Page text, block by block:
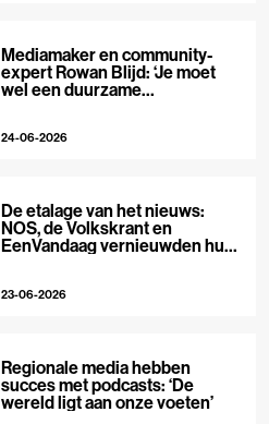
Mediamaker en community-
expert Rowan Blijd: ‘Je moet
wel een duurzame
24-06-2026
De etalage van het nieuws:
NOS, de Volkskrant en
EenVandaag vernieuwden hun
23-06-2026
Regionale media hebben
succes met podcasts: ‘De
wereld ligt aan onze voeten’